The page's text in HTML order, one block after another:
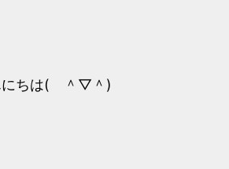
にちは( ＾▽＾)